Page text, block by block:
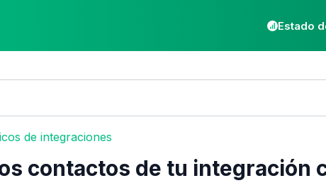
Estado
de integraciones
contactos de tu integración